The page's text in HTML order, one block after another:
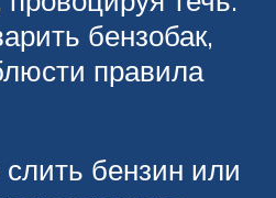
бензобак,
правила
слить бензин или